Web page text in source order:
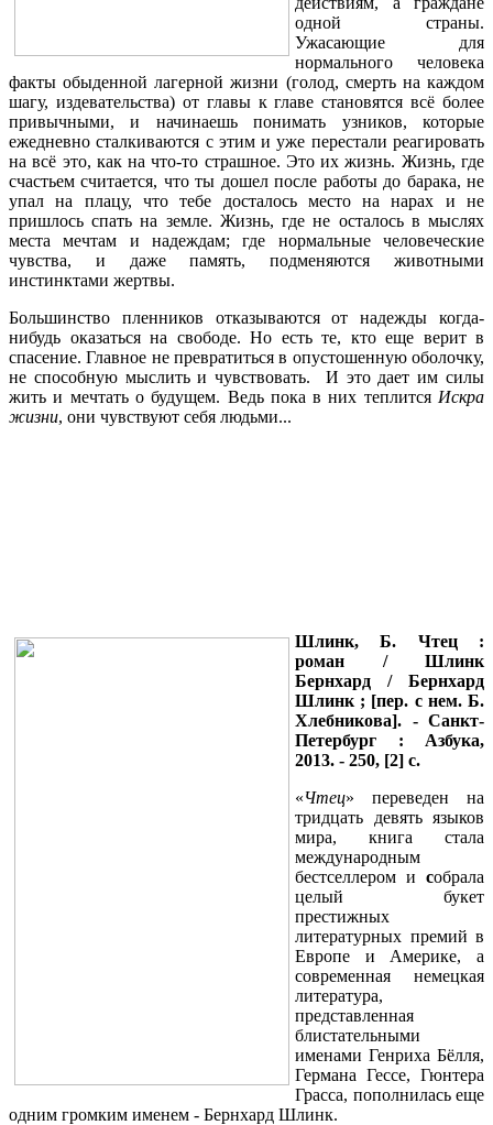
одной страны.
Ужасающие для
нормального человека
факты обыденной лагерной жизни (голод, смерть на каждом
шагу, издевательства) от главы к главе становятся всё более
привычными, и начинаешь понимать узников, которые
ежедневно сталкиваются с этим и уже перестали реагировать
на всё это, как на что-то страшное. Это их жизнь. Жизнь, где
счастьем считается, что ты дошел после работы до барака, не
упал на плацу, что тебе досталось место на нарах и не
пришлось спать на земле. Жизнь, где не осталось в мыслях
места мечтам и надеждам; где нормальные человеческие
чувства, и даже память, подменяются животными
инстинктами жертвы.
Большинство пленников отказываются от надежды когда-
нибудь оказаться на свободе. Но есть те, кто еще верит в
спасение. Главное не превратиться в опустошенную оболочку,
не способную мыслить и чувствовать. И это дает им силы
жить и мечтать о будущем. Ведь пока в них теплится Искра
жизни, они чувствуют себя людьми...
Шлинк, Б. Чтец :
роман / Шлинк
Бернхард / Бернхард
Шлинк ; [пер. с нем. Б.
Хлебникова]. - Санкт-
Петербург : Азбука,
2013. - 250, [2] с.
«Чтец» переведен на
тридцать девять языков
мира, книга стала
международным
бестселлером и собрала
целый букет
престижных
литературных премий в
Европе и Америке, а
современная немецкая
литература,
представленная
блистательными
именами Генриха Бёлля,
Германа Гессе, Гюнтера
Грасса, пополнилась еще
одним громким именем - Бернхард Шлинк.